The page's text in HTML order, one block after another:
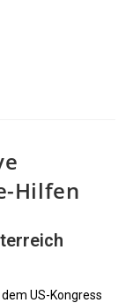
Hilfen
US-Kongress